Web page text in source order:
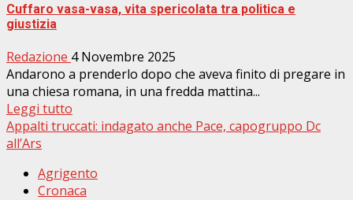
Cuffaro vasa-vasa, vita spericolata tra politica e
giustizia
Redazione 4 Novembre 2025
Andarono a prenderlo dopo che aveva finito di pregare in
una chiesa romana, in una fredda mattina...
Leggi tutto
Appalti truccati: indagato anche Pace, capogruppo Dc
all’Ars
Agrigento
Cronaca